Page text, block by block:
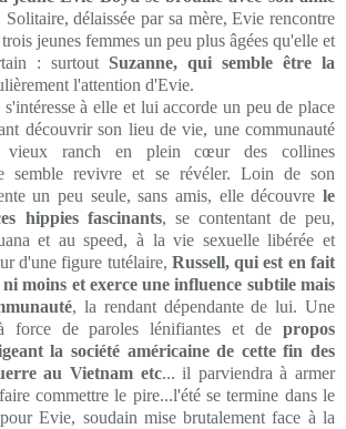
Solitaire, délaissée par sa mère, Evie rencontre
jeunes femmes un peu plus âgées qu'elle et
: surtout Suzanne, qui semble être la
l'attention d'Evie.
à elle et lui accorde un peu de place
découvrir son lieu de vie, une communauté
vieux ranch en plein cœur des collines
semble revivre et se révéler. Loin de son
un peu seule, sans amis, elle découvre le
hippies fascinants, se contentant de peu,
et au speed, à la vie sexuelle libérée et
d'une figure tutélaire, Russell, qui est en fait
moins et exerce une influence subtile mais
, la rendant dépendante de lui. Une
force de paroles lénifiantes et de propos
la société américaine de cette fin des
au Vietnam etc... il parviendra à armer
commettre le pire...l'été se termine dans le
Evie, soudain mise brutalement face à la